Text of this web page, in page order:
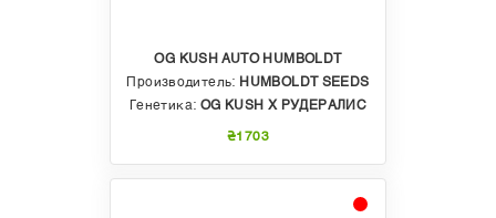
OG KUSH AUTO HUMBOLDT
Производитель: HUMBOLDT SEEDS
Генетика: OG KUSH X РУДЕРАЛИС
₴1703